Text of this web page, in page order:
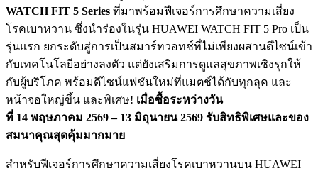
WATCH FIT 5 Series ที่มาพร้อมฟีเจอร์การศึกษาความเสี่ยง
โรคเบาหวาน ซึ่งนำร่องในรุ่น HUAWEI WATCH FIT 5 Pro เป็น
รุ่นแรก ยกระดับสู่การเป็นสมาร์ทวอทช์ที่ไม่เพียงผสานดีไซน์เข้า
กับเทคโนโลยีอย่างลงตัว แต่ยังเสริมการดูแลสุขภาพเชิงรุกให้
กับผู้บริโภค พร้อมดีไซน์แฟชันใหม่ที่แมตช์ได้กับทุกลุค และ
หน้าจอใหญ่ขึ้น และพิเศษ! เมื่อซื้อระหว่างวัน
ที่ 14 พฤษภาคม 2569 – 13 มิถุนายน 2569 รับสิทธิพิเศษและของ
สมนาคุณสุดคุ้มมากมาย
สำหรับฟีเจอร์การศึกษาความเสี่ยงโรคเบาหวานบน HUAWEI